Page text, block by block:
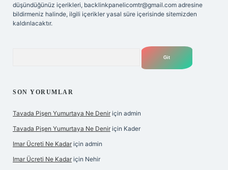
düşündüğünüz içerikleri, backlinkpanelicomtr@gmail.com adresine
bildirmeniz halinde, ilgili içerikler yasal süre içerisinde sitemizden
kaldırılacaktır.
SON YORUMLAR
Tavada Pişen Yumurtaya Ne Denir için admin
Tavada Pişen Yumurtaya Ne Denir için Kader
Imar Ücreti Ne Kadar için admin
Imar Ücreti Ne Kadar için Nehir